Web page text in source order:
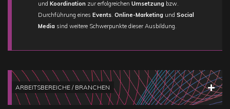
und Koordinationzur erfolgreichen Umsetzungbzw.
Durchführung eines Events. Online-Marketingund Social
Mediasind weitere Schwerpunkte dieser Ausbildung.
ARBEITSBEREICHE / BRANCHEN